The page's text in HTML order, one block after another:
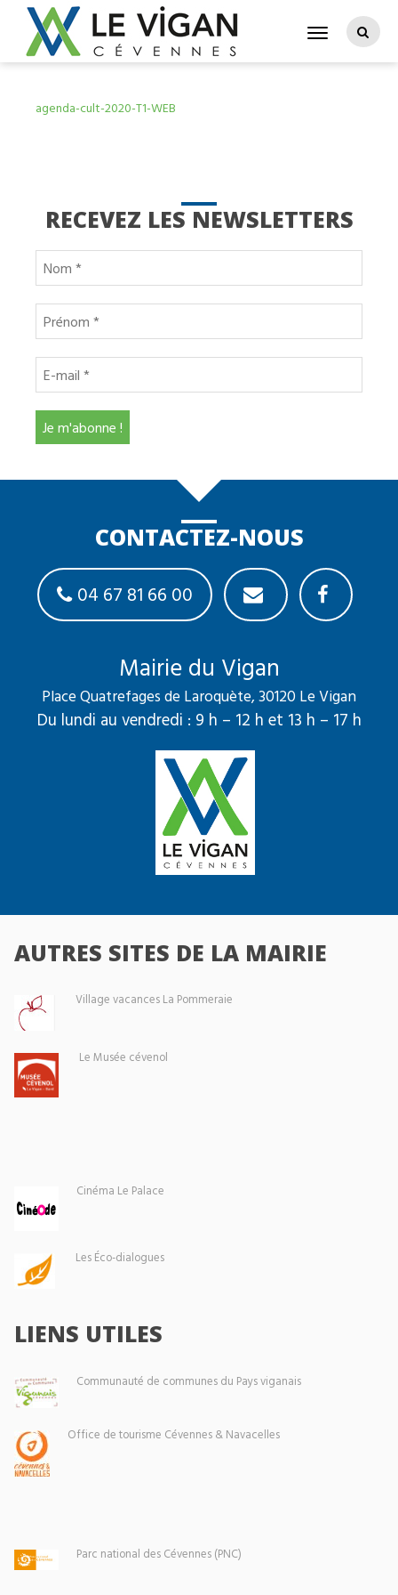
agenda-cult-2020-T1-WEB
RECEVEZ LES NEWSLETTERS
CONTACTEZ-NOUS
04 67 81 66 00
Mairie du Vigan
Place Quatrefages de Laroquète, 30120 Le Vigan
Du lundi au vendredi : 9 h – 12 h et 13 h – 17 h
AUTRES SITES DE LA MAIRIE
Village vacances La Pommeraie
Le Musée cévenol
Cinéma Le Palace
Les Éco-dialogues
LIENS UTILES
Communauté de communes du Pays viganais
Office de tourisme Cévennes & Navacelles
Parc national des Cévennes (PNC)